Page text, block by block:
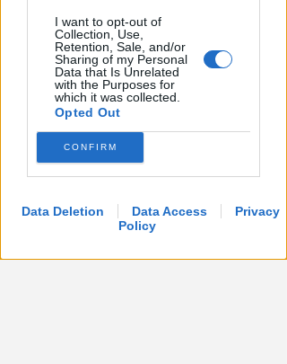
I want to opt-out of
Collection, Use,
Retention, Sale, and/or
Sharing of my Personal
Data that Is Unrelated
with the Purposes for
which it was collected.
Opted Out
CONFIRM
Data Deletion Data Access
Privacy
Policy